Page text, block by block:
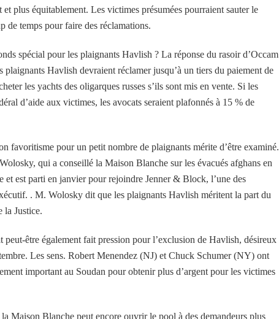
plus équitablement. Les victimes présumées pourraient sauter le
de temps pour faire des réclamations.
spécial pour les plaignants Havlish ? La réponse du rasoir d’Occam
plaignants Havlish devraient réclamer jusqu’à un tiers du paiement de
les yachts des oligarques russes s’ils sont mis en vente. Si les
d’aide aux victimes, les avocats seraient plafonnés à 15 % de
favoritisme pour un petit nombre de plaignants mérite d’être examiné.
qui a conseillé la Maison Blanche sur les évacués afghans en
est parti en janvier pour rejoindre Jenner & Block, l’une des
. M. Wolosky dit que les plaignants Havlish méritent la part du
la Justice.
être également fait pression pour l’exclusion de Havlish, désireux
Les sens. Robert Menendez (NJ) et Chuck Schumer (NY) ont
important au Soudan pour obtenir plus d’argent pour les victimes
Maison Blanche peut encore ouvrir le pool à des demandeurs plus